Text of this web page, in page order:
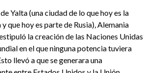
Yalta (una ciudad de lo que hoy es la
que hoy es parte de Rusia), Alemania
la creación de las Naciones Unidas
en el que ninguna potencia tuviera
llevó a que se generara una